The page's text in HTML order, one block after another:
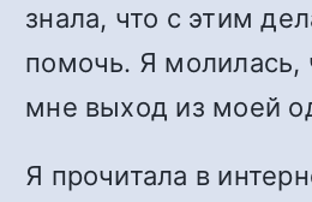
знала, что с этим
помочь. Я молилась,
мне выход из моей
Я прочитала в